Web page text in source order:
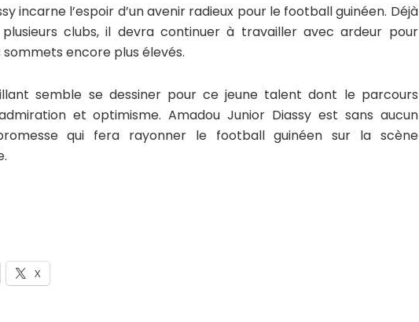
incarne l’espoir d’un avenir radieux pour le football guinéen. Déjà
clubs, il devra continuer à travailler avec ardeur pour
encore plus élevés.
semble se dessiner pour ce jeune talent dont le parcours
et optimisme. Amadou Junior Diassy est sans aucun
qui fera rayonner le football guinéen sur la scène
X